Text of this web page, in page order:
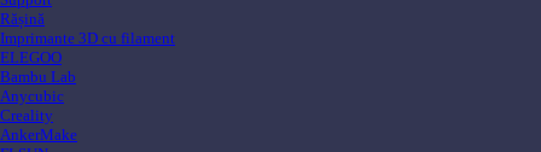
Rășină
Imprimante 3D cu filament
ELEGOO
Bambu Lab
Anycubic
Creality
AnkerMake